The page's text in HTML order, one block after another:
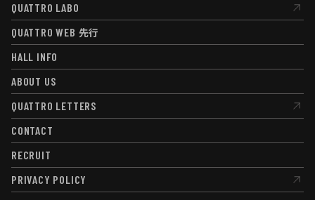
QUATTRO LABO
QUATTRO LABO
QUATTRO WEB 先行
QUATTRO WEB先行
HALL INFO
HALL INFO
ABOUT US
ABOUT US
QUATTRO LETTERS
QUATTRO LETTERS
CONTACT
CONTACT
RECRUIT
RECRUIT
PRIVACY POLICY
PRIVACY POLICY